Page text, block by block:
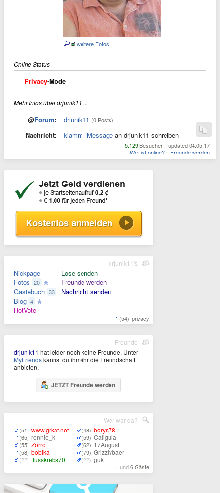
weitere Fotos
Online Status
Privacy-Mode
Mehr Infos über drjunik11 ...
@Forum: drjunik11 (0 Posts)
Nachricht: klamm- Message an drjunik11 schreiben
5.129 Besucher :: updated 04.05.17
Wer ist online? :: Freunde werden
Nickpage
Fotos 20
Gästebuch 33
Blog 4
HotVote
Lose senden
Freunde werden
Nachricht senden
(54) privacy
drjunik11's
drjunik11 hat leider noch keine Freunde. Unter
MyFriendskannst du ihm/ihr die Freundschaft
anbieten.
JETZT Freunde werden
Freunde
(51) www.grkat.net
(65) ronnie_k
(55) Zorro
(58) bobika
(??) flusskrebs70
(48) borys78
(59) Caligula
(62) 17August
(79) Grizzlybaer
(??) guk
... und6 Gäste
Wer war da?